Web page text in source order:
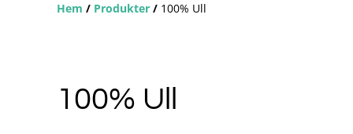
Hem / Produkter / 100% Ull
100% Ull